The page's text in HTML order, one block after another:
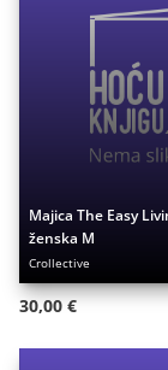
Majica The Easy
ženska M
Crollective
30,00 €